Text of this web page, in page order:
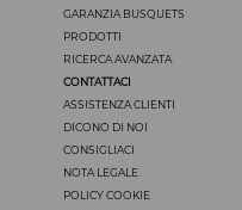
GARANZIA BUSQUETS
PRODOTTI
RICERCA AVANZATA
CONTATTACI
ASSISTENZA CLIENTI
DICONO DI NOI
CONSIGLIACI
NOTA LEGALE
POLICY COOKIE